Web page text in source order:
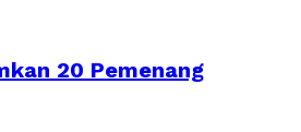
20 Pemenang